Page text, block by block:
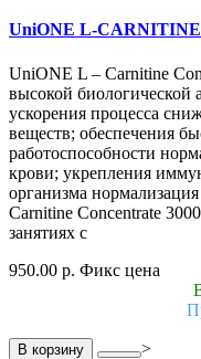
UniONE L-CARNITINE
UniONE L – Carnitine
высокой биологической
ускорения процесса
веществ; обеспечения
работоспособности
крови; укрепления
организма
Carnitine Concentrate
занятиях с
950.00 р. Фикс цена
В корзину >